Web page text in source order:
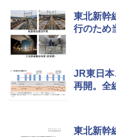
東北新幹
行のため
JR東日本
再開。全
東北新幹